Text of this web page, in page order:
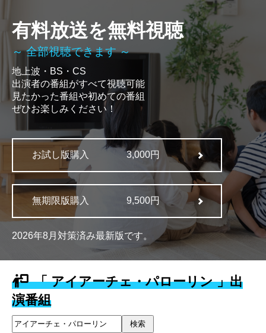
有料放送を無料視聴
～ 全部視聴できます ～
地上波・BS・CS
出演者の番組がすべて視聴可能
見たかった番組や初めての番組
ぜひお楽しみください！
お試し版購入 3,000円
無期限版購入 9,500円
2026年8月対策済み最新版です。
「 アイアーチェ・パローリン 」出
演番組
検索